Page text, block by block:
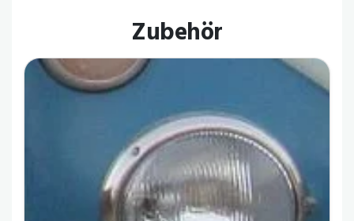
Zubehör